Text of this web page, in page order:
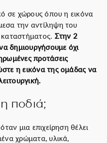
σε χώρους όπου η εικόνα
την αντίληψη του
Στην 2
δημιουργήσουμε όχι
προτάσεις
η εικόνα της ομάδας να
ποδιά;
μια επιχείρηση θέλει
χρώματα, υλικά,